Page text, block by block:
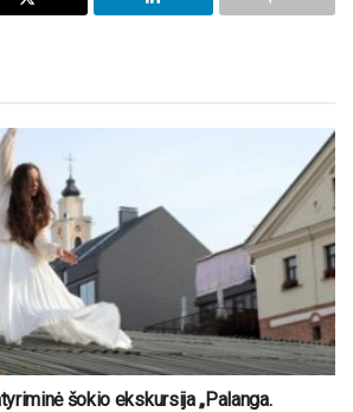
šokio ekskursija „Palanga.